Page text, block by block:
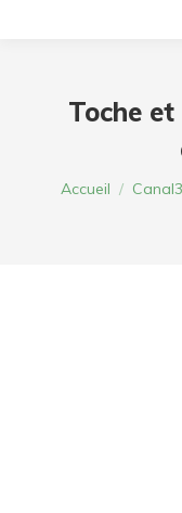
Toche
Vous êtes ici :
Accueil